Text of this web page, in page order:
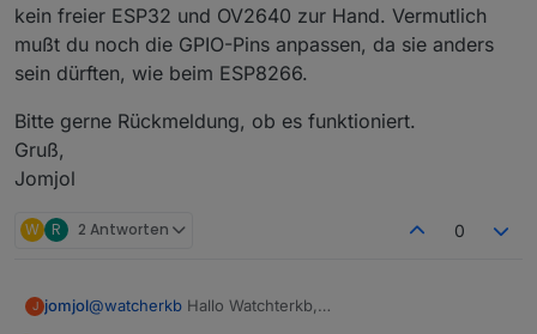
kein freier ESP32 und OV2640 zur Hand. Vermutlich
mußt du noch die GPIO-Pins anpassen, da sie anders
sein dürften, wie beim ESP8266.
Bitte gerne Rückmeldung, ob es funktioniert.
Gruß,
Jomjol
W R 2 Antworten 0
J jomjol@watcherkb Hallo Watchterkb,